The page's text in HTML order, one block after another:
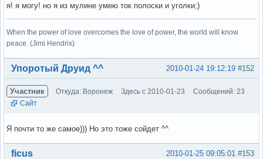
я! я могу! но я из мулине умею ток полоски и уголки;)
When the power of love overcomes the love of power, the world will know
peace. (Jimi Hendrix)
Вне форума #152
2010-01-24 19:12:19
Упоротый Друид ^^
Участник Откуда: Воронеж Здесь с 2010-01-23
Сообщений: 23
Сайт
Я почти то же самое))) Но это тоже сойдет ^^
Вне форума #153
2010-01-25 09:05:01
ficus